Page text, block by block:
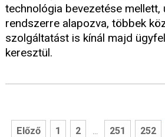
technológia bevezetése mellett,
rendszerre alapozva, többek
szolgáltatást is kínál majd
keresztül.
Előző 1 2 ... 251 252